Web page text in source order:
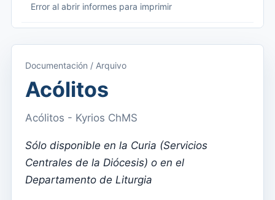
Error al abrir informes para imprimir
Acceso a la documentación
Menú principal (aplicaciones)
Cambiar entre suscripciones
Dashboard
Panel
Documentación / Arquivo
Acólitos
Acólitos - Kyrios ChMS
Sólo disponible en la Curia (Servicios
Centrales de la Diócesis) o en el
Departamento de Liturgia